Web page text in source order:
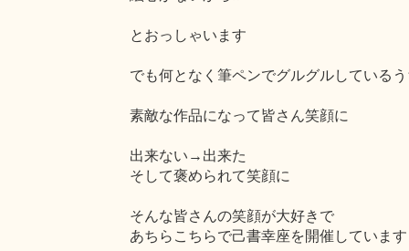
とおっしゃいます
でも何となく筆ペンでグルグルしている
素敵な作品になって皆さん笑顔に
出来ない→出来た
そして褒められて笑顔に
そんな皆さんの笑顔が大好きで
あちらこちらで己書幸座を開催しています